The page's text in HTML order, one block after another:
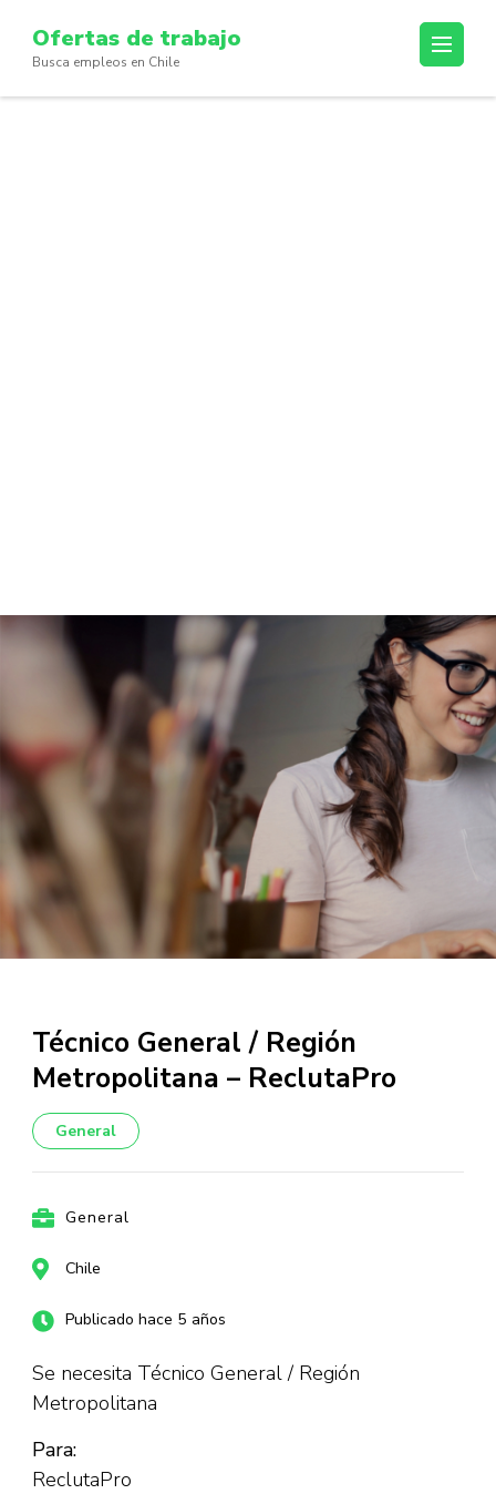
content
(Press
Ofertas de trabajo
Busca empleos en Chile
Técnico General / Región
Metropolitana – ReclutaPro
General
General
Chile
Publicado hace 5 años
Se necesita Técnico General / Región
Metropolitana
Para:
ReclutaPro